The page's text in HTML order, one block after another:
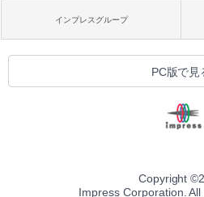
インプレスグループ
PC版で見
Copyright ©
Impress Corporation. All